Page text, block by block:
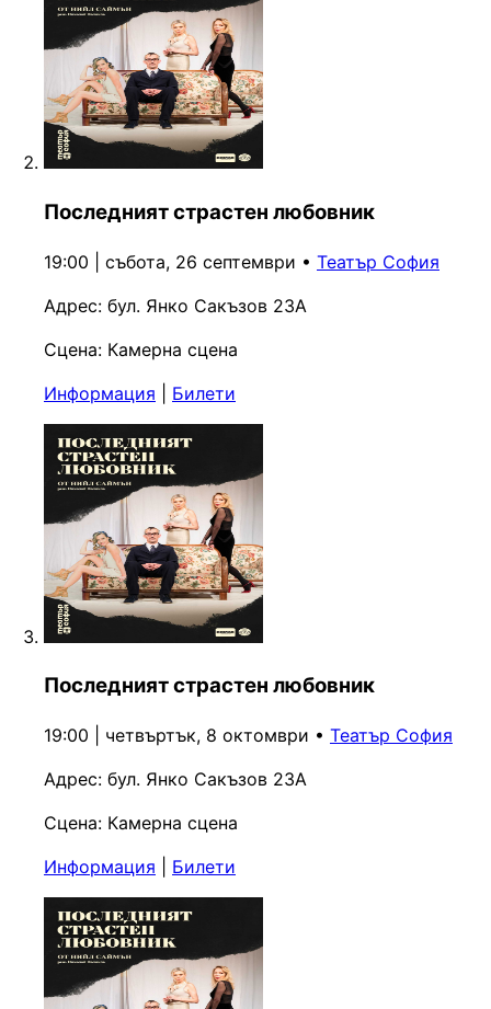
Последният страстен любовник
19:00 | събота, 26 септември • Театър София
Адрес: бул. Янко Сакъзов 23А
Сцена: Камерна сцена
Информация
Билети
Последният страстен любовник
19:00 | четвъртък, 8 октомври • Театър София
Адрес: бул. Янко Сакъзов 23А
Сцена: Камерна сцена
Информация
Билети